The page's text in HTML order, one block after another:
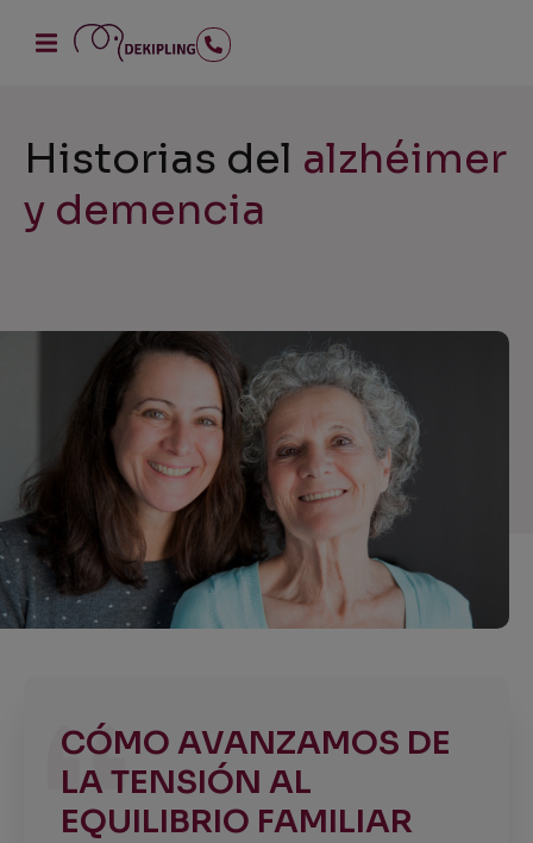
Historias del alzhéimer
y demencia
CÓMO AVANZAMOS DE
LA TENSIÓN AL
EQUILIBRIO FAMILIAR